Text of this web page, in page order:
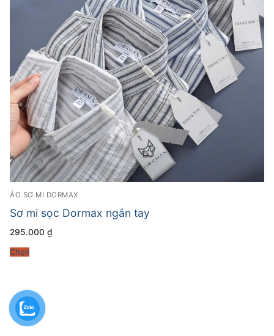
ÁO SƠ MI DORMAX
Sơ mi sọc Dormax ngắn tay
295.000 ₫
Chọn